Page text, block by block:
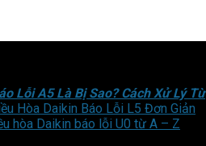
Lỗi A5 Là Bị Sao? Cách Xử Lý Từ
Hòa Daikin Báo Lỗi L5 Đơn Giản
hòa Daikin báo lỗi U0 từ A – Z